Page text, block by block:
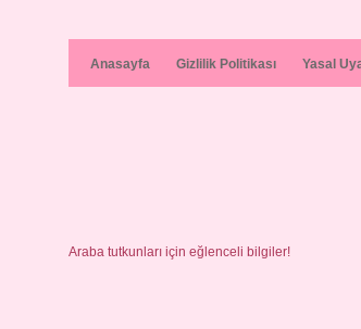
Anasayfa Gizlilik Politikası Yasal
Araba tutkunları için eğlenceli bilgiler!